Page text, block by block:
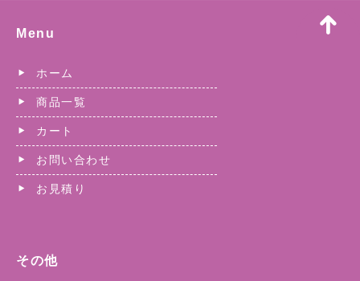
Menu
ホーム
商品一覧
カート
お問い合わせ
お見積り
その他